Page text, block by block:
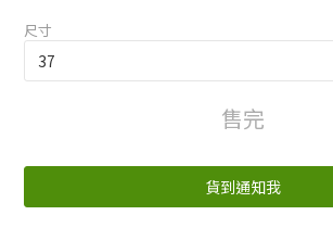
尺寸
售完
貨到通知我